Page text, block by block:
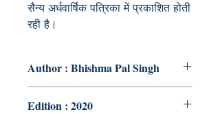
सैन्य अर्धवार्षिक पत्रिका में प्रकाशित होती
रही है।
Author : Bhishma Pal Singh
Edition : 2020